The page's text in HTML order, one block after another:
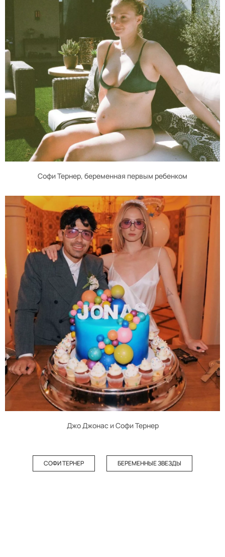
Софи Тернер, беременная первым ребенком
Джо Джонас и Софи Тернер
СОФИ ТЕРНЕР БЕРЕМЕННЫЕ ЗВЕЗДЫ